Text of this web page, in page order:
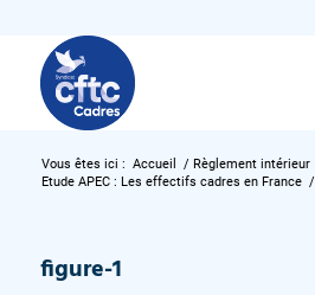
Vous êtes ici : Accueil / Règlement intérieur
Etude APEC : Les effectifs cadres en France /
figure-1